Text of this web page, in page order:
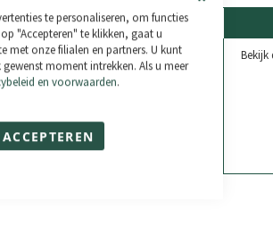
te personaliseren, om functies
"Accepteren" te klikken, gaat u
met onze filialen en partners. U kunt
moment intrekken. Als u meer
en voorwaarden.
Betaalmogelijkheden
Credit Card
Paypal
Bekijk